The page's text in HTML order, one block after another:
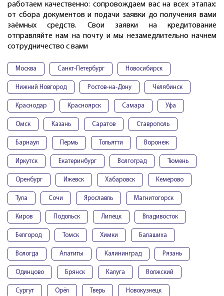
работаем качественно: сопровождаем вас на всех этапах:
от сбора документов и подачи заявки до получения вами
заёмных средств. Свои заявки на кредитование
отправляйте нам на почту и мы незамедлительно начнем
сотрудничество с вами
Москва Санкт-Петербург Новосибирск
Нижний Новгород Ростов-на-Дону Челябинск
Краснодар Красноярск Самара Уфа
Омск Казань Саратов Ставрополь
Барнаул Пермь Тольятти Воронеж
Иркутск Екатеринбург Волгоград Тюмень
Оренбург Ижевск Хабаровск Кемерово
Тула Сочи Ярославль Магнитогорск
Киров Подольск Липецк Владивосток
Белгород Томск Химки Балашиха
Вологда Апатиты Калининград Рязань
Одинцово Брянск Калуга Волжский
Сургут Орёл Тверь Новокузнецк